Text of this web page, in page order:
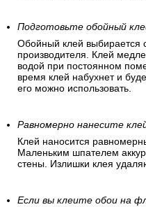
Подготовьте обойный
Обойный клей выбирается
производителя. Клей
водой при постоянном
время клей набухнет и
его можно использовать.
Равномерно нанесите
Клей наносится
Маленьким шпателем
стены. Излишки клея
Если вы клеите обои на